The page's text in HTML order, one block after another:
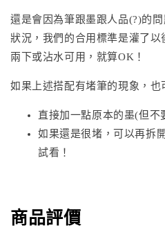
還是會因為筆跟墨跟人品(?)的
狀況，我們的合用標準是灌了
兩下或沾水可用，就算OK！
如果上述搭配有堵筆的現象，也
直接加一點原本的墨(但不
如果還是很堵，可以再拆
試看！
商品評價